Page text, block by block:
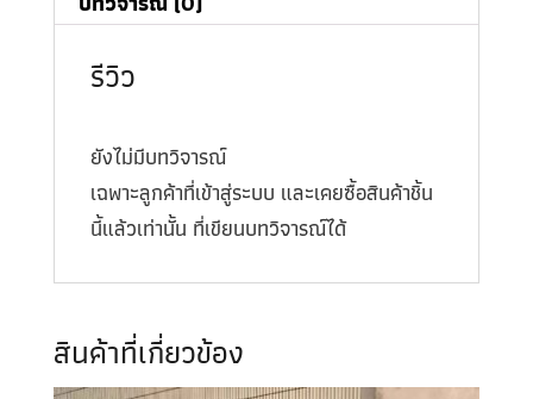
รีวิว
ยังไม่มีบทวิจารณ์
เฉพาะลูกค้าที่เข้าสู่ระบบ และเคยซื้อสินค้าชิ้น
นี้แล้วเท่านั้น ที่เขียนบทวิจารณ์ได้
สินค้าที่เกี่ยวข้อง